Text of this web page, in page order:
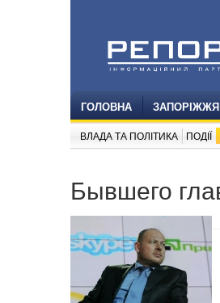
ГОЛОВНА ЗАПОРІЖЖЯ
ВЛАДА ТА ПОЛІТИКА ПОДІЇ
Бывшего